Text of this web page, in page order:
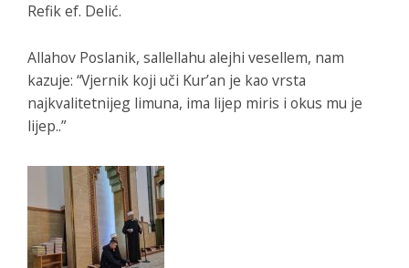
Refik ef. Delić.
Allahov Poslanik, sallellahu alejhi vesellem, nam
kazuje: “Vjernik koji uči Kur’an je kao vrsta
najkvalitetnijeg limuna, ima lijep miris i okus mu je
lijep..”